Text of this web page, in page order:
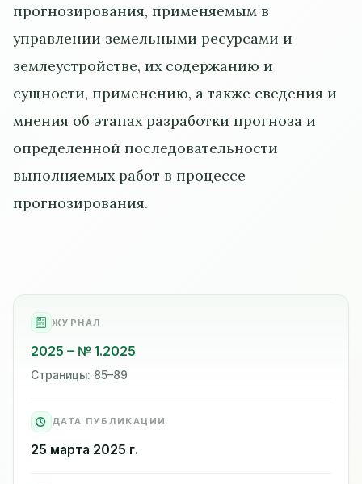
прогнозирования, применяемым в
управлении земельными ресурсами и
землеустройстве, их содержанию и
сущности, применению, а также сведения и
мнения об этапах разработки прогноза и
определенной последовательности
выполняемых работ в процессе
прогнозирования.
ЖУРНАЛ
2025 № 1.2025
Страницы: 85–89
ДАТА ПУБЛИКАЦИИ
25 марта 2025 г.